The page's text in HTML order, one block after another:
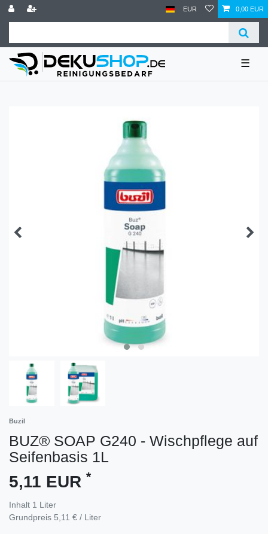
EUR 0,00 EUR
☰
Buzil
BUZ® SOAP G240 - Wischpflege auf
Seifenbasis 1L
5,11 EUR *
Inhalt 1 Liter
Grundpreis 5,11 € / Liter